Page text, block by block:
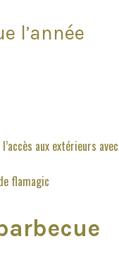
l’année
aux extérieurs avec
flamagic